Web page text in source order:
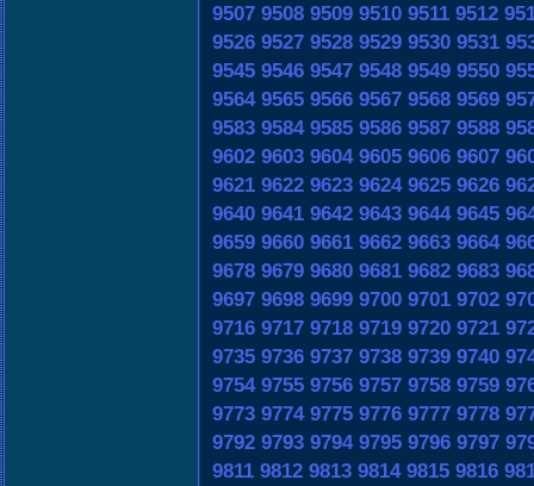
9507 9508 9509 9510 9511 9512
9526 9527 9528 9529 9530 9531
9545 9546 9547 9548 9549 9550
9564 9565 9566 9567 9568 9569
9583 9584 9585 9586 9587 9588
9602 9603 9604 9605 9606 9607
9621 9622 9623 9624 9625 9626
9640 9641 9642 9643 9644 9645
9659 9660 9661 9662 9663 9664
9678 9679 9680 9681 9682 9683
9697 9698 9699 9700 9701 9702
9716 9717 9718 9719 9720 9721
9735 9736 9737 9738 9739 9740
9754 9755 9756 9757 9758 9759
9773 9774 9775 9776 9777 9778
9792 9793 9794 9795 9796 9797
9811 9812 9813 9814 9815 9816